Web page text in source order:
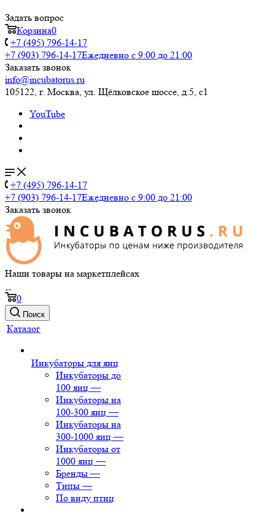
Задать вопрос
Корзина0
+7 (495) 796-14-17
+7 (903) 796-14-17Ежедневно с 9:00 до 21:00
Заказать звонок
info@incubatorus.ru
105122, г. Москва, ул. Щёлковское шоссе, д.5, с1
YouTube
+7 (495) 796-14-17
+7 (903) 796-14-17Ежедневно с 9:00 до 21:00
Заказать звонок
Наши товары на маркетплейсах
0
Поиск
Каталог
Инкубаторы для яиц
Инкубаторы до
100 яиц —
Инкубаторы на
100-300 яиц —
Инкубаторы на
300-1000 яиц —
Инкубаторы от
1000 яиц —
Бренды —
Типы —
По виду птиц